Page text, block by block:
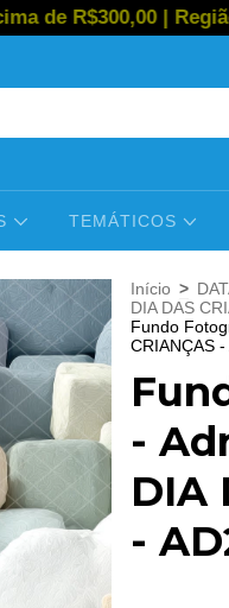
| Região
TEMÁTICOS
Início >
DIA DAS
Fundo
CRIANÇAS
-
DIA
-